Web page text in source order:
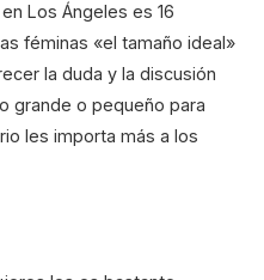
Los Ángeles es 16
féminas «el tamaño ideal»
la duda y la discusión
grande o pequeño para
les importa más a los